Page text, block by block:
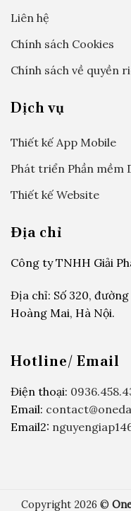
Liên hệ
Chính sách Cookies
Chính sách về quyền
Dịch vụ
Thiết kế App Mobile
Phát triển Phần mềm
Thiết kế Website
Địa chỉ
Công ty TNHH Giải
Địa chỉ: Số 320,
Hoàng Mai, Hà Nội.
Hotline/ Email
Điện thoại:
Email:
Email2:
Copyright 2026 ©